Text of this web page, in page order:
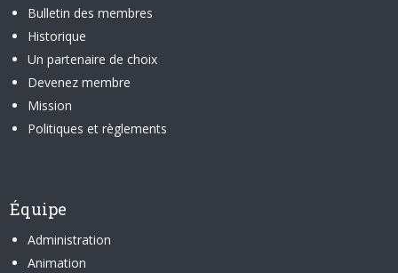
Bulletin des membres
Historique
Un partenaire de choix
Devenez membre
Mission
Politiques et règlements
Équipe
Administration
Animation